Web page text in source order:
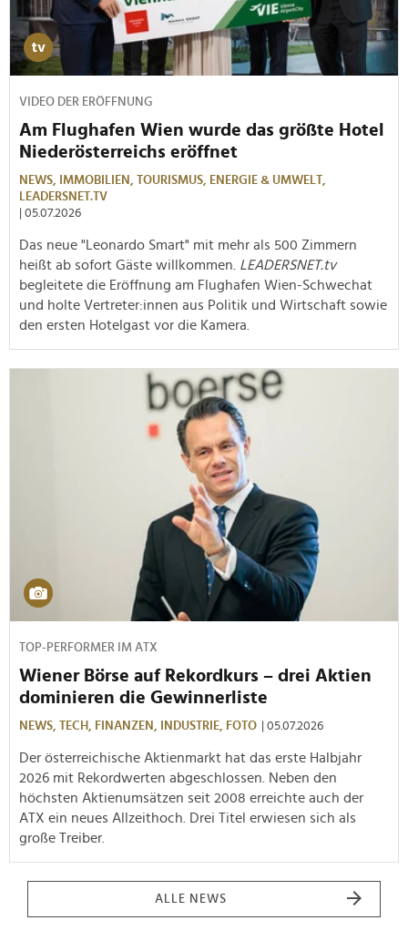
VIDEO DER ERÖFFNUNG
Am Flughafen Wien wurde das größte Hotel
Niederösterreichs eröffnet
NEWS, IMMOBILIEN, TOURISMUS,
ENERGIE & UMWELT,
LEADERSNET.TV
| 05.07.2026
Das neue "Leonardo Smart" mit mehr als 500 Zimmern
heißt ab sofort Gäste willkommen. LEADERSNET.tv
begleitete die Eröffnung am Flughafen Wien-Schwechat
und holte Vertreter:innen aus Politik und Wirtschaft sowie
den ersten Hotelgast vor die Kamera.
TOP-PERFORMER IM ATX
Wiener Börse auf Rekordkurs – drei Aktien
dominieren die Gewinnerliste
NEWS, TECH, FINANZEN, INDUSTRIE, FOTO | 05.07.2026
Der österreichische Aktienmarkt hat das erste Halbjahr
2026 mit Rekordwerten abgeschlossen. Neben den
höchsten Aktienumsätzen seit 2008 erreichte auch der
ATX ein neues Allzeithoch. Drei Titel erwiesen sich als
große Treiber.
ALLE NEWS